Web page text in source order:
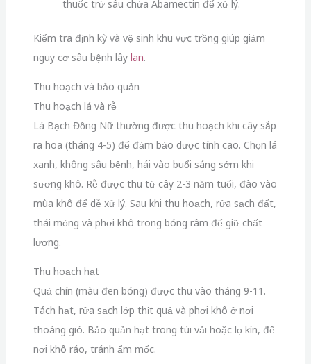
thuốc trừ sâu chứa Abamectin để xử lý.
Kiểm tra định kỳ và vệ sinh khu vực trồng giúp giảm
nguy cơ sâu bệnh lây lan.
Thu hoạch và bảo quản
Thu hoạch lá và rễ
Lá Bạch Đồng Nữ thường được thu hoạch khi cây sắp
ra hoa (tháng 4-5) để đảm bảo dược tính cao. Chọn lá
xanh, không sâu bệnh, hái vào buổi sáng sớm khi
sương khô. Rễ được thu từ cây 2-3 năm tuổi, đào vào
mùa khô để dễ xử lý. Sau khi thu hoạch, rửa sạch đất,
thái mỏng và phơi khô trong bóng râm để giữ chất
lượng.
Thu hoạch hạt
Quả chín (màu đen bóng) được thu vào tháng 9-11.
Tách hạt, rửa sạch lớp thịt quả và phơi khô ở nơi
thoáng gió. Bảo quản hạt trong túi vải hoặc lọ kín, để
nơi khô ráo, tránh ẩm mốc.